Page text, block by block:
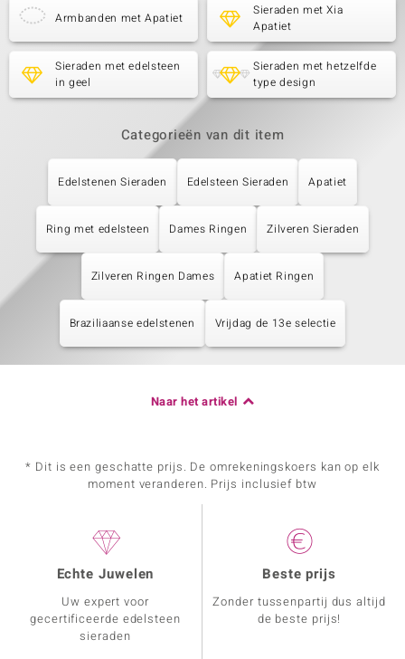
Armbanden met Apatiet
Sieraden met Xia
Apatiet
Sieraden met edelsteen
in geel
Sieraden met hetzelfde
type design
Categorieën van dit item
Edelstenen Sieraden Edelsteen Sieraden Apatiet
Ring met edelsteen Dames Ringen Zilveren Sieraden
Zilveren Ringen Dames Apatiet Ringen
Braziliaanse edelstenen Vrijdag de 13e selectie
Naar het artikel
* Dit is een geschatte prijs. De omrekeningskoers kan op elk
moment veranderen. Prijs inclusief btw
Echte Juwelen
Uw expert voor
gecertificeerde edelsteen
sieraden
Beste prijs
Zonder tussenpartij dus altijd
de beste prijs!